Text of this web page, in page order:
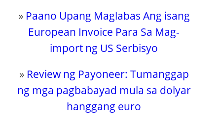
» Paano Upang Maglabas Ang isang
European Invoice Para Sa Mag-
import ng US Serbisyo
» Review ng Payoneer: Tumanggap
ng mga pagbabayad mula sa dolyar
hanggang euro